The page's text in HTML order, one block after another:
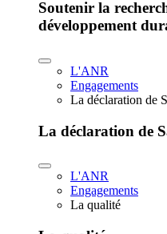
Soutenir la
développement
L'ANR
Engagements
La déclaration de
La déclaration de
L'ANR
Engagements
La qualité